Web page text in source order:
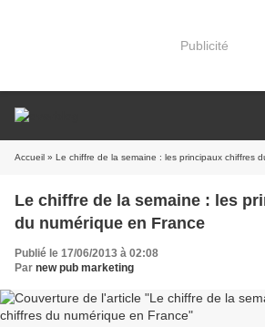
Publicité
Accueil » Le chiffre de la semaine : les principaux chiffres
Le chiffre de la semaine : les
du numérique en France
Publié le 17/06/2013 à 02:08
Par new pub marketing